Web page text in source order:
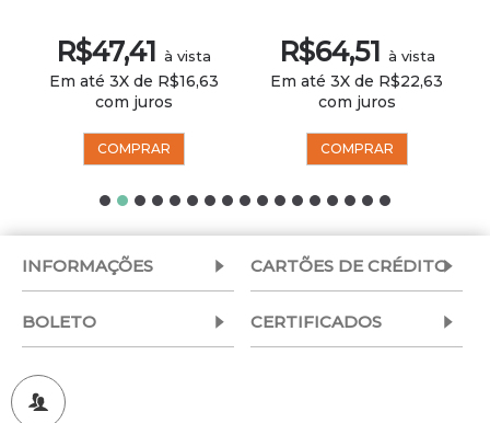
R$47,41 à vista
Em até 3X de R$16,63
com juros
COMPRAR
R$64,51 à vista
Em até 3X de R$22,63
com juros
COMPRAR
INFORMAÇÕES CARTÕES DE CRÉDITO
BOLETO CERTIFICADOS